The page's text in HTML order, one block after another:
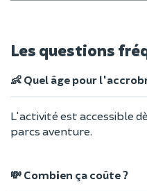
Les questions
👶 Quel âge pour
L'activité est accessible
parcs aventure.
💸 Combien ça coûte ?